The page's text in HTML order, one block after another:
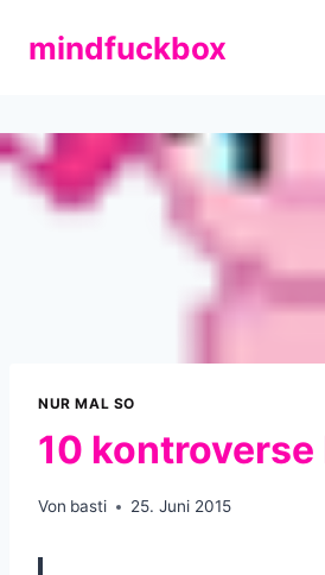
Inhaltmindfuckbox
NUR MAL SO
10 kontroverse
Von basti 25. Juni 2015